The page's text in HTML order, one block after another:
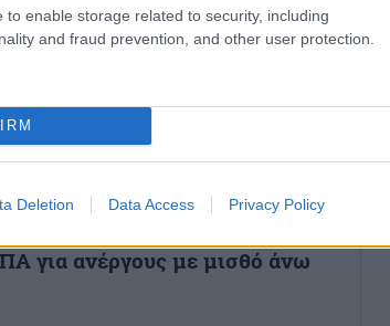
to enable storage related to security, including
and fraud prevention, and other user protection.
Deletion Data Access Privacy Policy
και τον Κόσμο στο
για ανέργους με μισθό άνω